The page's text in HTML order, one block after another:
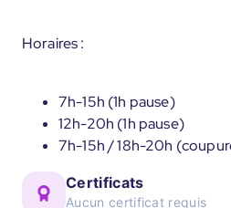
Horaires :
7h-15h (1h pause)
12h-20h (1h pause)
7h-15h / 18h-20h
Certificats
Aucun certificat requis